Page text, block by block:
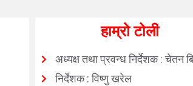
हाम्रो टोली
अध्यक्ष तथा प्रवन्ध निर्देशक : चेतन
निर्देशक : विष्णु खरेल